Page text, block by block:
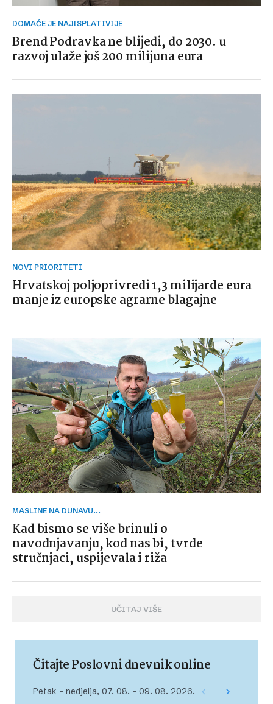
DOMAĆE JE NAJISPLATIVIJE
Brend Podravka ne blijedi, do 2030. u
razvoj ulaže još 200 milijuna eura
NOVI PRIORITETI
Hrvatskoj poljoprivredi 1,3 milijarde eura
manje iz europske agrarne blagajne
MASLINE NA DUNAVU...
Kad bismo se više brinuli o
navodnjavanju, kod nas bi, tvrde
stručnjaci, uspijevala i riža
UČITAJ VIŠE
Čitajte Poslovni dnevnik online
Petak – nedjelja, 07. 08. – 09. 08. 2026.